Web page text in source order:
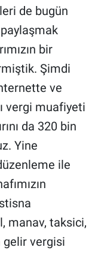
de bugün
bir
Şimdi
ve
vergi muafiyeti
da 320 bin
Yine
ile
manav, taksici,
gelir vergisi